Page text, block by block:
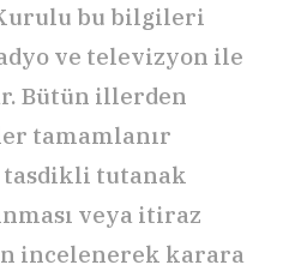
bu bilgileri
ve televizyon ile
Bütün illerden
tamamlanır
tasdikli tutanak
veya itiraz
incelenerek karara